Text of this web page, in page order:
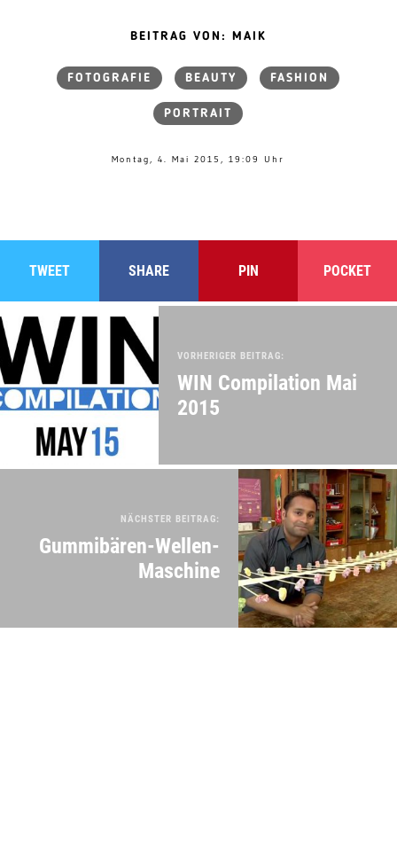
BEITRAG VON: MAIK
FOTOGRAFIE BEAUTY FASHION
PORTRAIT
Montag, 4. Mai 2015, 19:09 Uhr
TWEET SHARE PIN POCKET
VORHERIGER BEITRAG:
WIN Compilation Mai
2015
NÄCHSTER BEITRAG:
Gummibären-Wellen-
Maschine